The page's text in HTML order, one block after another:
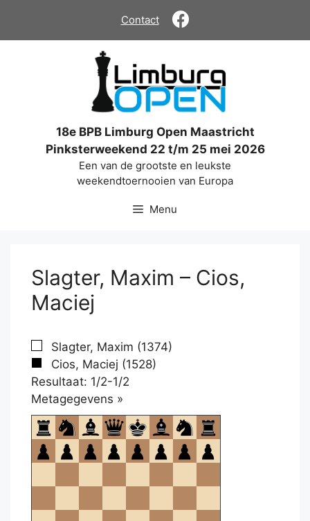
de
Contact
18e BPB Limburg Open Maastricht
Pinksterweekend 22 t/m 25 mei 2026
Een van de grootste en leukste
weekendtoernooien van Europa
Menu
Slagter, Maxim – Cios,
Maciej
Slagter, Maxim (1374)
Cios, Maciej (1528)
Resultaat: 1/2-1/2
Metagegevens »
om
te
openen.